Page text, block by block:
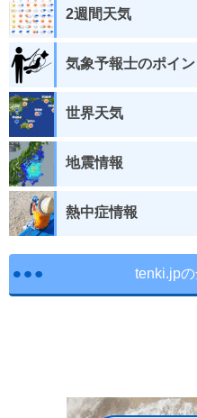
2週間天気
気象予報士のポイ
世界天気
地震情報
熱中症情報
tenki.jp